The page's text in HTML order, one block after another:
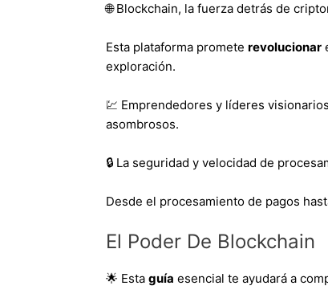
🌐 Blockchain, la fuerza detrás de
Esta plataforma promete revolucionar
exploración.
💹 Emprendedores y líderes
asombrosos.
🔒 La seguridad y velocidad de
Desde el procesamiento de pagos
El Poder De Blockchain
🌟 Esta guía esencial te ayudará a